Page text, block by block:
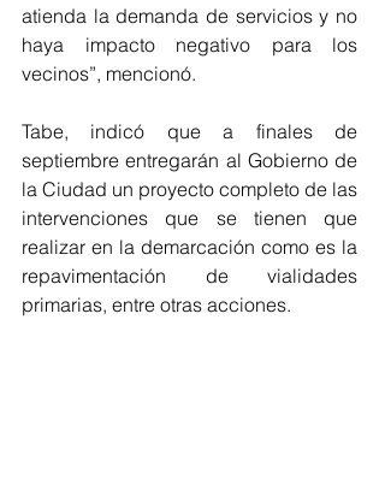
atienda la demanda de servicios y no
haya impacto negativo para los
vecinos”, mencionó.
Tabe, indicó que a finales de
septiembre entregarán al Gobierno de
la Ciudad un proyecto completo de las
intervenciones que se tienen que
realizar en la demarcación como es la
repavimentación de vialidades
primarias, entre otras acciones.